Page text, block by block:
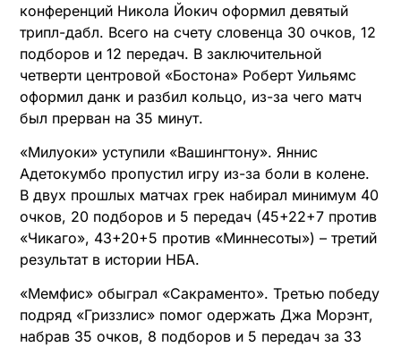
конференций Никола Йокич оформил девятый
трипл-дабл. Всего на счету словенца 30 очков, 12
подборов и 12 передач. В заключительной
четверти центровой «Бостона» Роберт Уильямс
оформил данк и разбил кольцо, из-за чего матч
был прерван на 35 минут.
«Милуоки» уступили «Вашингтону». Яннис
Адетокумбо пропустил игру из-за боли в колене.
В двух прошлых матчах грек набирал минимум 40
очков, 20 подборов и 5 передач (45+22+7 против
«Чикаго», 43+20+5 против «Миннесоты») – третий
результат в истории НБА.
«Мемфис» обыграл «Сакраменто». Третью победу
подряд «Гриззлис» помог одержать Джа Морэнт,
набрав 35 очков, 8 подборов и 5 передач за 33